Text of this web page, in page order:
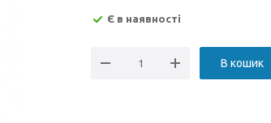
Є в наявності
В кошик